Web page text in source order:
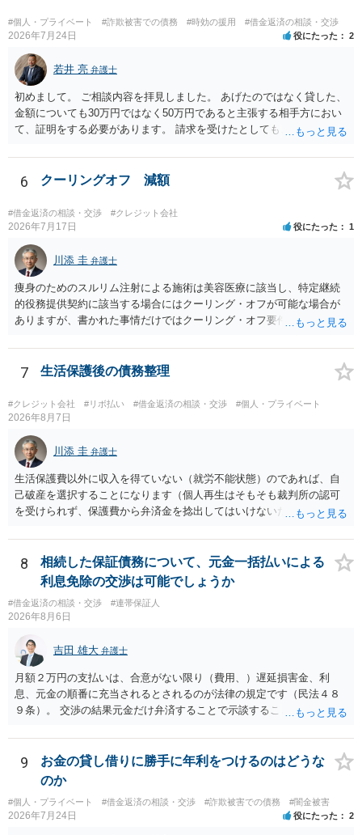
#個人・プライベート #詐欺被害での債務 #時効の援用 #借金返済の相談・交渉
2026年7月24日 役にたった 2
若井 亮 弁護士
初めまして。 ご相談内容を拝見しました。 あげたのではなく貸した、
金額についても30万円ではなく50万円であると主張する相手方におい
て、証明をする必要があります。 請求を受けたとしても、もらったも
れることになるでしょう。 請求があるまでは、こちらからアクション
を起こす必要はないかと思います。
6 クーリングオフ 減額
#借金返済の相談・交渉 #クレジット会社
2026年7月17日 役にたった 1
川添 圭 弁護士
痩身のためのスルリム注射による施術は美容医療に該当し、特定継続
的役務提供契約に該当する場合にはクーリング・オフが可能な場合が
ありますが、書かれた事情だけではクーリング・オフ要件を満たして
か）が不明です。仮に特定継続的役務提供契約に該当する場合には、
クーリング・オフができない場合でも中途解約は可能ですが、この点
も含めて、最寄りの消費生活センターで詳しい資料をもとに相談して
いただいた方がよいでしょう。
7 生活保護後の債務整理
#クレジット会社 #リボ払い #借金返済の相談・交渉 #個人・プライベート
2026年8月7日
川添 圭 弁護士
生活保護費以外に収入を得ていない（就労不能状態）のであれば、自
己破産を選択することになります（個人再生はそもそも裁判所の認可
を受けられず、保護費から弁済金を捻出してはいけないため任意整理
士費用は法テラスが負担し、裁判所の予納金等も法テラスが援助して
くれるため、弁護士へ自己破産を任せれば解決します。
8
相続した保証債務について、元金一括払いによる
利息免除の交渉は可能でしょうか
#借金返済の相談・交渉 #連帯保証人
2026年8月6日
吉田 雄大 弁護士
月額２万円の支払いは、合意がない限り（費用、）遅延損害金、利
息、元金の順番に充当されるとされるのが法律の規定です（民法４８
９条）。 交渉の結果元金だけ弁済することで示談することは、弁護士
ることには消極的なことが多いものの、お近くの弁護士にご依頼しチ
ャレンジなさる意義は十分にあると思います。
9
お金の貸し借りに勝手に年利をつけるのはどうな
のか
#個人・プライベート #借金返済の相談・交渉 #詐欺被害での債務 #闇金被害
2026年7月24日 役にたった 2